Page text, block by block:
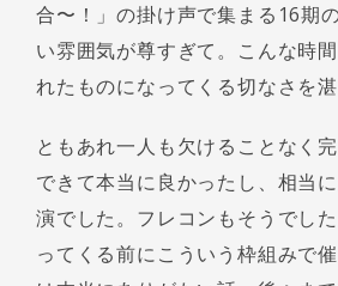
合〜！」の掛け声で集まる16期
い雰囲気が尊すぎて。こんな時
れたものになってくる切なさを湛
ともあれ一人も欠けることなく
できて本当に良かったし、相当
演でした。フレコンもそうでし
ってくる前にこういう枠組みで